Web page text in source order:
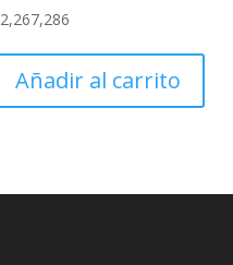
2,267,286
Añadir al carrito